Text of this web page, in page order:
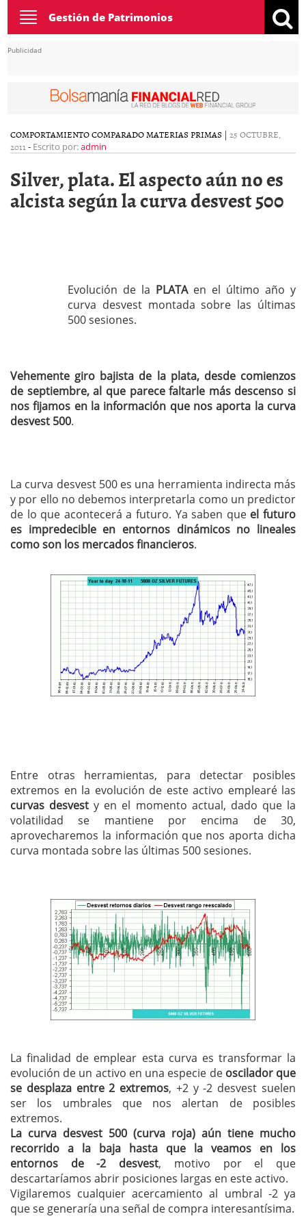
Toggle
navigation
Gestión de Patrimonios
Publicidad
COMPORTAMIENTO COMPARADO MATERIAS PRIMAS | 25 OCTUBRE,
2011 - Escrito por:admin
Silver, plata. El aspecto aún no es
alcista según la curva desvest 500
Evolución de la PLATAen el último año y
curva desvest montada sobre las últimas
500 sesiones.
Vehemente giro bajista de la plata, desde comienzos
de septiembre, al que parece faltarle más descenso si
nos fijamos en la información que nos aporta la curva
desvest 500.
La curva desvest 500 es una herramienta indirecta más
y por ello no debemos interpretarla como un predictor
de lo que acontecerá a futuro. Ya saben que el futuro
es impredecible en entornos dinámicos no lineales
como son los mercados financieros.
Entre otras herramientas, para detectar posibles
extremos en la evolución de este activo emplearé las
curvas desvest y en el momento actual, dado que la
volatilidad se mantiene por encima de 30,
aprovecharemos la información que nos aporta dicha
curva montada sobre las últimas 500 sesiones.
La finalidad de emplear esta curva es transformar la
evolución de un activo en una especie de oscilador que
se desplaza entre 2 extremos, +2 y -2 desvest suelen
ser los umbrales que nos alertan de posibles
extremos.
La curva desvest 500 (curva roja) aún tiene mucho
recorrido a la baja hasta que la veamos en los
entornos de -2 desvest, motivo por el que
descartaríamos abrir posiciones largas en este activo.
Vigilaremos cualquier acercamiento al umbral -2 ya
que se generaría una señal de compra interesantísima.